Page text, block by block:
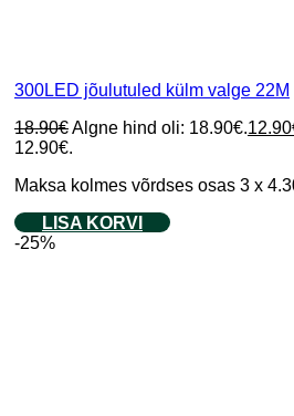
300LED jõulutuled külm valge 22M
18.90€Algne hind oli: 18.90€.12.90
12.90€.
Maksa kolmes võrdses osas 3 x
LISA KORVI
-25%